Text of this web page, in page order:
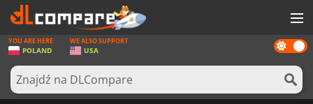
GRY
KARTY DO GIER
Dark
mode
YOU ARE HERE
POLAND
WE ALSO SUPPORT
USA